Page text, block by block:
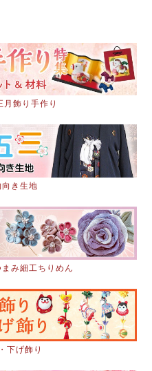
飾り手作り
き生地
み細工ちりめん
下げ飾り